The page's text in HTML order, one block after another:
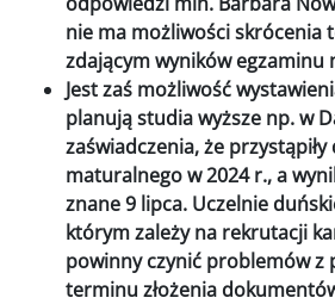
nie ma możliwości skrócenia
zdającym wyników egzaminu
Jest zaś możliwość
planują studia wyższe np. w
zaświadczenia, że
maturalnego w 2024 r., a
znane 9 lipca. Uczelnie
którym zależy na rekrutacji
powinny czynić problemów z
terminu złożenia